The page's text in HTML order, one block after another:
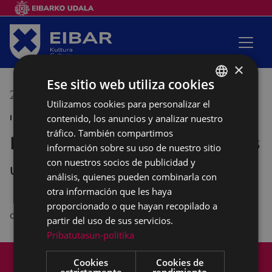
21/06/2018
INFANTIL SANJUANAK
Parque infantil de hinchables
UNTZAGA
de 17:00 a 20:00 horas, en Untzaga,
Mapa del Sitio
Aviso legal
Política de cookies
Contacto
BASQUE
SPANISH
×
Ese sitio web utiliza cookies
Utilizamos cookies para personalizar el
contenido, los anuncios y analizar nuestro
tráfico. También compartimos
información sobre su uso de nuestro sitio
con nuestros socios de publicidad y
análisis, quienes pueden combinarla con
otra información que les haya
proporcionado o que hayan recopilado a
partir del uso de sus servicios.
Pribatutasun-politika
Cookies
Cookies de